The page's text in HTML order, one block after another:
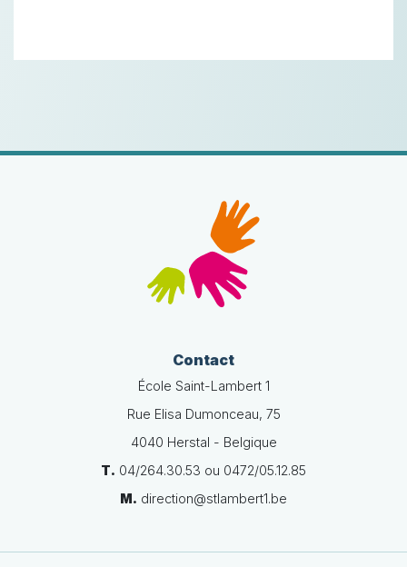
Contact
École Saint-Lambert 1
Rue Elisa Dumonceau, 75
4040 Herstal - Belgique
T. 04/264.30.53 ou 0472/05.12.85
M. direction@stlambert1.be